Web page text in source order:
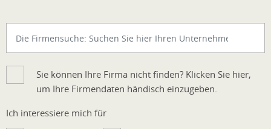
Sie können Ihre Firma nicht finden? Klicken Sie hier,
um Ihre Firmendaten händisch einzugeben.
Ich interessiere mich für